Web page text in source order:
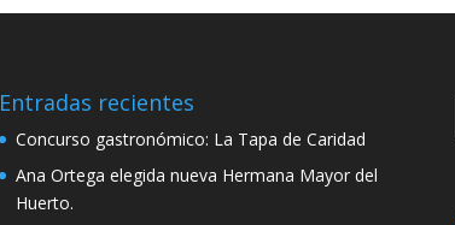
Entradas recientes
Concurso gastronómico: La Tapa de Caridad
Ana Ortega elegida nueva Hermana Mayor del
Huerto.